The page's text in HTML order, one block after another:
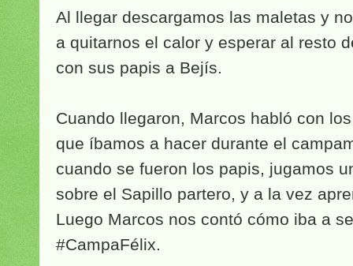
Al llegar descargamos las maletas y
a quitarnos el calor y esperar al resto
con sus papis a Bejís.
Cuando llegaron, Marcos habló con
que íbamos a hacer durante el
cuando se fueron los papis, jugamos
sobre el Sapillo partero, y a la vez
Luego Marcos nos contó cómo iba a
#CampaFélix.